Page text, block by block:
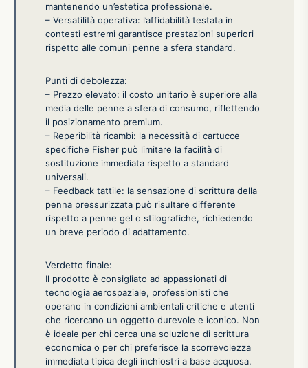
mantenendo un’estetica professionale.
– Versatilità operativa: l’affidabilità testata in
contesti estremi garantisce prestazioni superiori
rispetto alle comuni penne a sfera standard.
Punti di debolezza:
– Prezzo elevato: il costo unitario è superiore alla
media delle penne a sfera di consumo, riflettendo
il posizionamento premium.
– Reperibilità ricambi: la necessità di cartucce
specifiche Fisher può limitare la facilità di
sostituzione immediata rispetto a standard
universali.
– Feedback tattile: la sensazione di scrittura della
penna pressurizzata può risultare differente
rispetto a penne gel o stilografiche, richiedendo
un breve periodo di adattamento.
Verdetto finale:
Il prodotto è consigliato ad appassionati di
tecnologia aerospaziale, professionisti che
operano in condizioni ambientali critiche e utenti
che ricercano un oggetto durevole e iconico. Non
è ideale per chi cerca una soluzione di scrittura
economica o per chi preferisce la scorrevolezza
immediata tipica degli inchiostri a base acquosa.